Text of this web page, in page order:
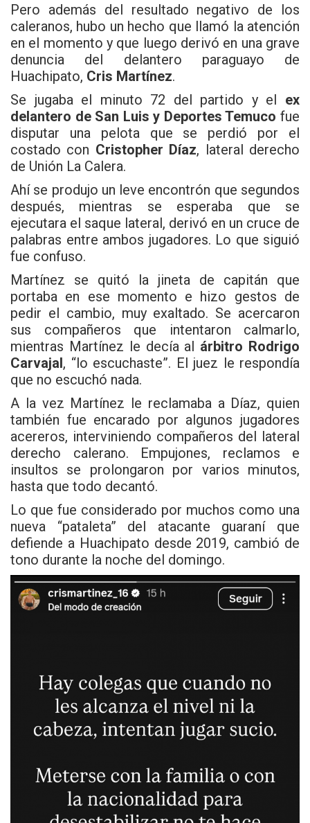
Pero además del resultado negativo de los
caleranos, hubo un hecho que llamó la atención
en el momento y que luego derivó en una grave
denuncia del delantero paraguayo de
Huachipato, Cris Martínez.
Se jugaba el minuto 72 del partido y el ex
delantero de San Luis y Deportes Temuco fue
disputar una pelota que se perdió por el
costado con Cristopher Díaz, lateral derecho
de Unión La Calera.
Ahí se produjo un leve encontrón que segundos
después, mientras se esperaba que se
ejecutara el saque lateral, derivó en un cruce de
palabras entre ambos jugadores. Lo que siguió
fue confuso.
Martínez se quitó la jineta de capitán que
portaba en ese momento e hizo gestos de
pedir el cambio, muy exaltado. Se acercaron
sus compañeros que intentaron calmarlo,
mientras Martínez le decía al árbitro Rodrigo
Carvajal, “lo escuchaste”. El juez le respondía
que no escuchó nada.
A la vez Martínez le reclamaba a Díaz, quien
también fue encarado por algunos jugadores
acereros, interviniendo compañeros del lateral
derecho calerano. Empujones, reclamos e
insultos se prolongaron por varios minutos,
hasta que todo decantó.
Lo que fue considerado por muchos como una
nueva “pataleta” del atacante guaraní que
defiende a Huachipato desde 2019, cambió de
tono durante la noche del domingo.